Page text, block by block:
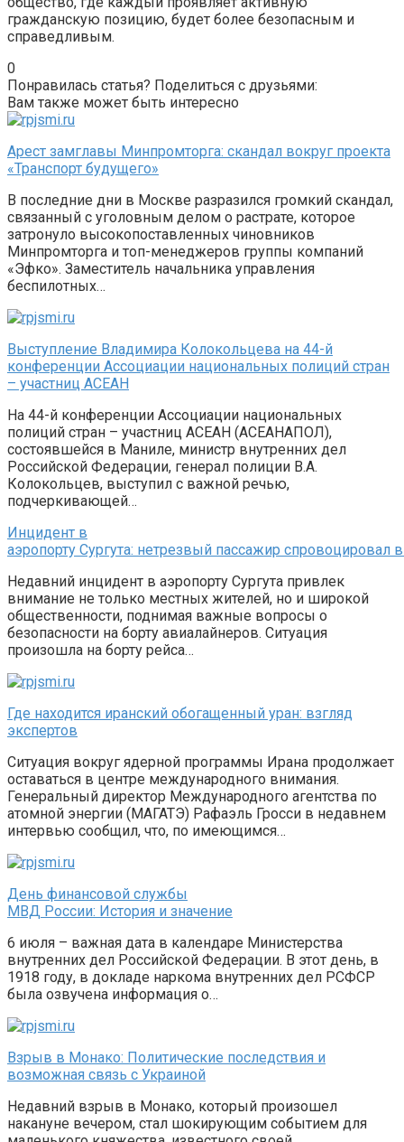
гражданскую позицию, будет более безопасным и
справедливым.
0
Понравилась статья? Поделиться с друзьями:
Вам также может быть интересно
Арест замглавы Минпромторга: скандал вокруг проекта
«Транспорт будущего»
В последние дни в Москве разразился громкий скандал,
связанный с уголовным делом о растрате, которое
затронуло высокопоставленных чиновников
Минпромторга и топ-менеджеров группы компаний
«Эфко». Заместитель начальника управления
беспилотных…
Выступление Владимира Колокольцева на 44-й
конференции Ассоциации национальных полиций стран
– участниц АСЕАН
На 44-й конференции Ассоциации национальных
полиций стран – участниц АСЕАН (АСЕАНАПОЛ),
состоявшейся в Маниле, министр внутренних дел
Российской Федерации, генерал полиции В.А.
Колокольцев, выступил с важной речью,
подчеркивающей…
Инцидент в
аэропорту Сургута: нетрезвый пассажир
Недавний инцидент в аэропорту Сургута привлек
внимание не только местных жителей, но и широкой
общественности, поднимая важные вопросы о
безопасности на борту авиалайнеров. Ситуация
произошла на борту рейса…
Где находится иранский обогащенный уран: взгляд
экспертов
Ситуация вокруг ядерной программы Ирана продолжает
оставаться в центре международного внимания.
Генеральный директор Международного агентства по
атомной энергии (МАГАТЭ) Рафаэль Гросси в недавнем
интервью сообщил, что, по имеющимся…
День финансовой службы
МВД России: История и значение
6 июля – важная дата в календаре Министерства
внутренних дел Российской Федерации. В этот день, в
1918 году, в докладе наркома внутренних дел РСФСР
была озвучена информация о…
Взрыв в Монако: Политические последствия и
возможная связь с Украиной
Недавний взрыв в Монако, который произошел
накануне вечером, стал шокирующим событием для